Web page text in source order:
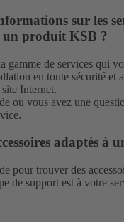
sur les
un produit KSB ?
gamme de services qui
en toute sécurité et
Internet.
ou vous avez une
adaptés à
pour trouver des
de support est à votre